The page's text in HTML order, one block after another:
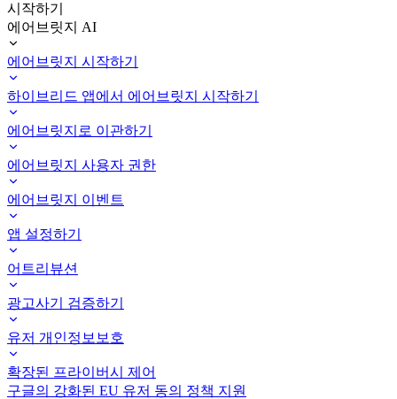
시작하기
에어브릿지 AI
에어브릿지 시작하기
하이브리드 앱에서 에어브릿지 시작하기
에어브릿지로 이관하기
에어브릿지 사용자 권한
에어브릿지 이벤트
앱 설정하기
어트리뷰션
광고사기 검증하기
유저 개인정보보호
확장된 프라이버시 제어
구글의 강화된 EU 유저 동의 정책 지원